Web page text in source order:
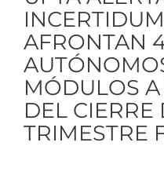
AFRONTAN
MÓDULOS
DEL CIERRE
TRIMESTRE